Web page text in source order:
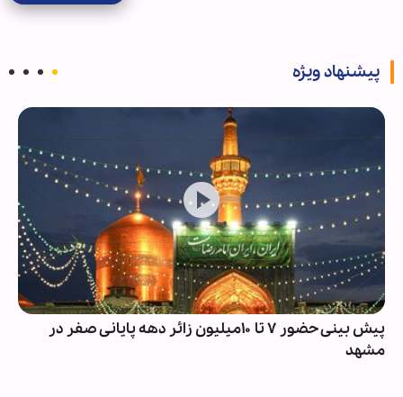
پیشنهاد ویژه
پیش بینی حضور ۷ تا ۱۰میلیون زائر دهه پایانی صفر در
مشهد